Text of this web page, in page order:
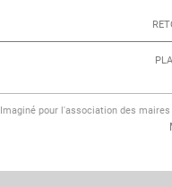
Imaginé pour l'association des